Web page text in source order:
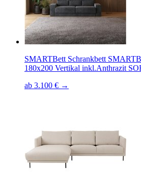
SMARTBett Schrankbett
180x200 Vertikal inkl.Anthrazit
ab 3.100 € →